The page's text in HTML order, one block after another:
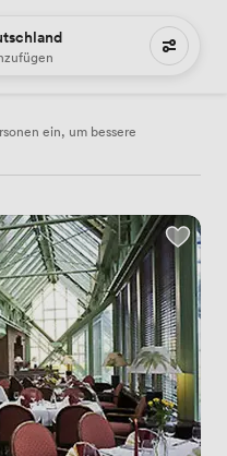
mieten
ein, um bessere